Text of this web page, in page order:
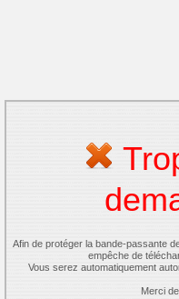
Afin de protéger la bande-passante
empêche de
Vous serez automatiquement
Merci